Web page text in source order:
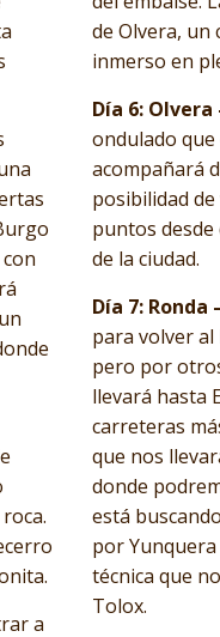
a
de Olvera, un
inmerso en
Día 6: Olvera
ondulado
acompañará
posibilidad
puntos
de la ciudad.
Día 7: Ronda
para volver
pero por
llevará hasta
carreteras
que nos
donde
está
por
técnica que
Tolox.